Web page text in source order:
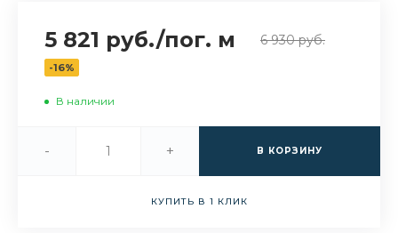
5 821 руб./пог. м 6 930 руб.
-16%
В наличии
- + В КОРЗИНУ
КУПИТЬ В 1 КЛИК